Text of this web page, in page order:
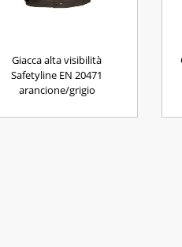
Giacca alta visibilità
Safetyline EN 20471
arancione/grigio